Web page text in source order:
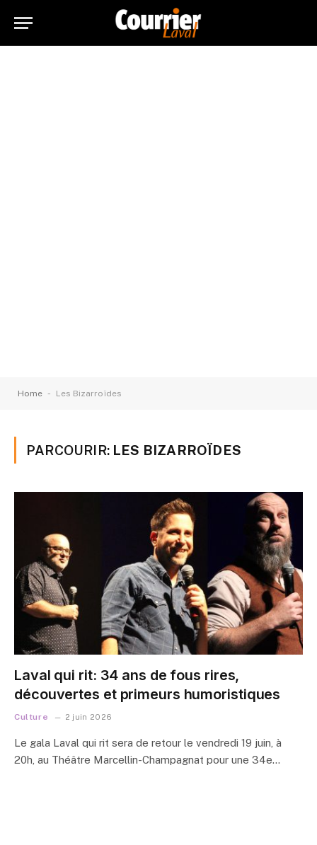
Home - Les Bizarroïdes
PARCOURIR: LES BIZARROÏDES
Laval qui rit: 34 ans de fous rires,
découvertes et primeurs humoristiques
Culture 2 juin 2026
Le gala Laval qui rit sera de retour le vendredi 19 juin, à
20h, au Théâtre Marcellin-Champagnat pour une 34e…